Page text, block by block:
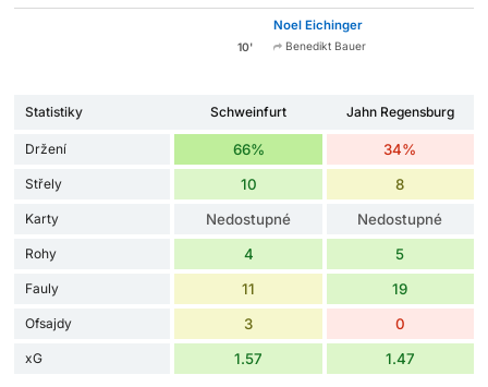
10'
Noel Eichinger
Benedikt Bauer
Statistiky Schweinfurt Jahn Regensburg
Držení 66% 34%
Střely 10 8
Karty Nedostupné Nedostupné
Rohy 4 5
Fauly 11 19
Ofsajdy 3 0
xG 1.57 1.47